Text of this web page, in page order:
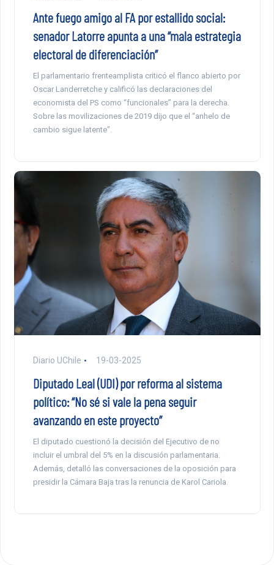
Ante fuego amigo al FA por estallido social:
senador Latorre apunta a una “mala estrategia
electoral de diferenciación”
El parlamentario frenteamplista criticó el flanco abierto por
Oscar Landerretche y calificó las declaraciones del
economista del PS como “funcionales” para la derecha.
Sobre las movilizaciones de 2019 dijo que el “anhelo de
cambio sigue latente”.
Diario UChile 19-03-2025
Diputado Leal (UDI) por reforma al sistema
político: “No sé si vale la pena seguir
avanzando en este proyecto”
El diputado cuestionó la decisión del Ejecutivo de no
incluir el umbral del 5% en la discusión parlamentaria.
Además, detalló las conversaciones de la oposición para
presidir la Cámara Baja tras la renuncia de Karol Cariola.